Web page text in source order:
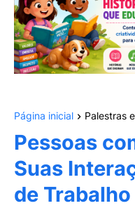
Página inicial Palestras
Pessoas
Suas
de Trabalho